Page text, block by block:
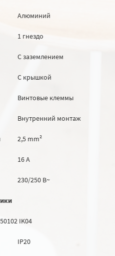
Алюминий
1 гнездо
С заземлением
С крышкой
Винтовые клеммы
Внутренний монтаж
2,5 mm²
16 А
230/250 В~
IK04
IP20